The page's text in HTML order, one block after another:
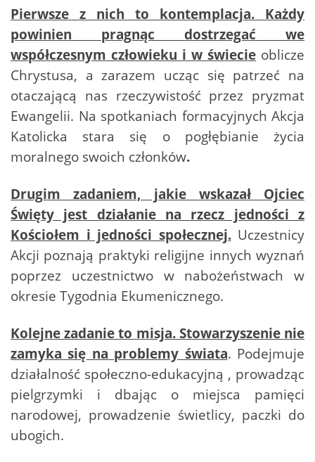
Pierwsze z nich to kontemplacja. Każdy
powinien pragnąc dostrzegać we
współczesnym człowieku i w świecie oblicze
Chrystusa, a zarazem ucząc się patrzeć na
otaczającą nas rzeczywistość przez pryzmat
Ewangelii. Na spotkaniach formacyjnych Akcja
Katolicka stara się o pogłębianie życia
moralnego swoich członków.
Drugim zadaniem, jakie wskazał Ojciec
Święty jest działanie na rzecz jedności z
Kościołem i jedności społecznej.Uczestnicy
Akcji poznają praktyki religijne innych wyznań
poprzez uczestnictwo w nabożeństwach w
okresie Tygodnia Ekumenicznego.
Kolejne zadanie to misja. Stowarzyszenie nie
zamyka się na problemy świata. Podejmuje
działalność społeczno-edukacyjną , prowadząc
pielgrzymki i dbając o miejsca pamięci
narodowej, prowadzenie świetlicy, paczki do
ubogich.